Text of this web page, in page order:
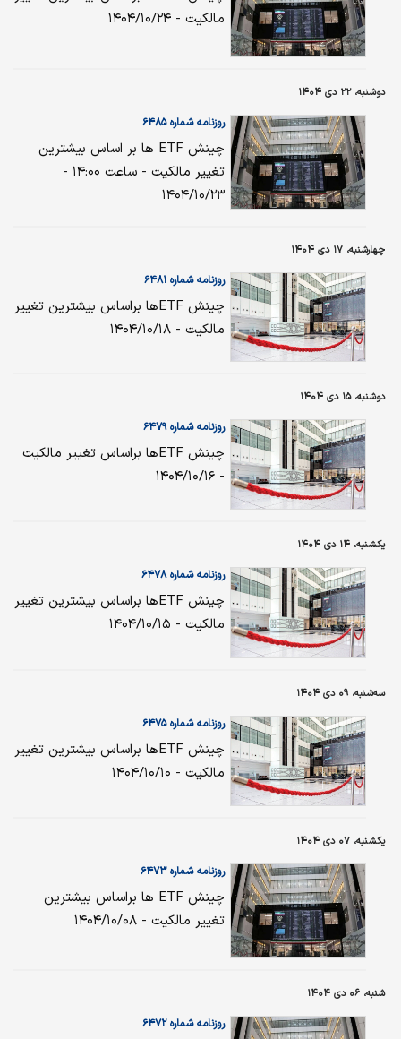
مالکیت - ۱۴۰۴/۱۰/۲۴
دوشنبه، ۲۲ دی ۱۴۰۴
روزنامه شماره ۶۴۸۵
چینش ETF ها بر اساس بیشترین
تغییر مالکیت - ساعت ۱۴:۰۰ -
۱۴۰۴/۱۰/۲۳
چهارشنبه، ۱۷ دی ۱۴۰۴
روزنامه شماره ۶۴۸۱
چینش ETFها براساس بیشترین تغییر
مالکیت - ۱۴۰۴/۱۰/۱۸
دوشنبه، ۱۵ دی ۱۴۰۴
روزنامه شماره ۶۴۷۹
چینش ETFها براساس تغییر مالکیت
- ۱۴۰۴/۱۰/۱۶
یکشنبه، ۱۴ دی ۱۴۰۴
روزنامه شماره ۶۴۷۸
چینش ETFها براساس بیشترین تغییر
مالکیت - ۱۴۰۴/۱۰/۱۵
سه‌شنبه، ۰۹ دی ۱۴۰۴
روزنامه شماره ۶۴۷۵
چینش ETFها براساس بیشترین تغییر
مالکیت - ۱۴۰۴/۱۰/۱۰
یکشنبه، ۰۷ دی ۱۴۰۴
روزنامه شماره ۶۴۷۳
چینش ETF ها براساس بیشترین
تغییر مالکیت - ۱۴۰۴/۱۰/۰۸
شنبه، ۰۶ دی ۱۴۰۴
روزنامه شماره ۶۴۷۲